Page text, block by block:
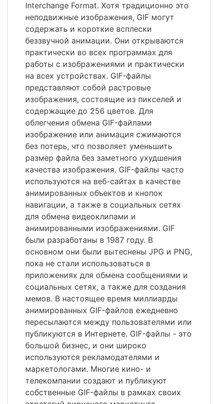
Interchange Format. Хотя традиционно это
неподвижные изображения, GIF могут
содержать и короткие всплески
беззвучной анимации. Они открываются
практически во всех программах для
работы с изображениями и практически
на всех устройствах. GIF-файлы
представляют собой растровые
изображения, состоящие из пикселей и
содержащие до 256 цветов. Для
облегчения обмена GIF-файлами
изображение или анимация сжимаются
без потерь, что позволяет уменьшить
размер файла без заметного ухудшения
качества изображения. GIF-файлы часто
используются на веб-сайтах в качестве
анимированных объектов и кнопок
навигации, а также в социальных сетях
для обмена видеоклипами и
анимированными изображениями. GIF
были разработаны в 1987 году. В
основном они были вытеснены JPG и PNG,
пока не стали использоваться в
приложениях для обмена сообщениями и
социальных сетях, а также для создания
мемов. В настоящее время миллиарды
анимированных GIF-файлов ежедневно
пересылаются между пользователями или
публикуются в Интернете. GIF-файлы - это
большой бизнес, и они широко
используются рекламодателями и
маркетологами. Многие кино- и
телекомпании создают и публикуют
собственные GIF-файлы в рамках своих